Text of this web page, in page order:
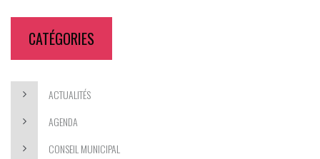
CATÉGORIES
ACTUALITÉS
AGENDA
CONSEIL MUNICIPAL